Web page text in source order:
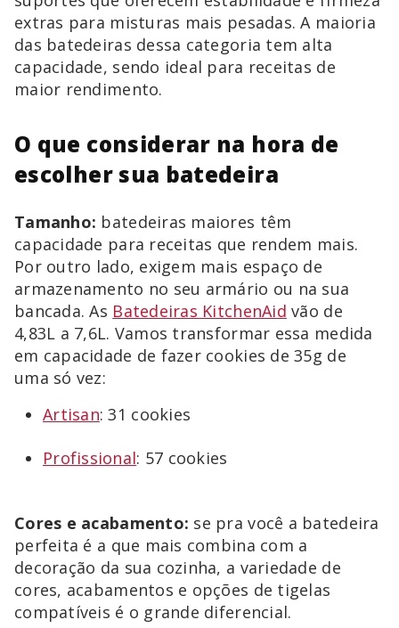
extras para misturas mais pesadas. A maioria
das batedeiras dessa categoria tem alta
capacidade, sendo ideal para receitas de
maior rendimento.
O que considerar na hora de
escolher sua batedeira
Tamanho: batedeiras maiores têm
capacidade para receitas que rendem mais.
Por outro lado, exigem mais espaço de
armazenamento no seu armário ou na sua
bancada. As Batedeiras KitchenAid vão de
4,83L a 7,6L. Vamos transformar essa medida
em capacidade de fazer cookies de 35g de
uma só vez:
Artisan: 31 cookies
Profissional: 57 cookies
Cores e acabamento: se pra você a batedeira
perfeita é a que mais combina com a
decoração da sua cozinha, a variedade de
cores, acabamentos e opções de tigelas
compatíveis é o grande diferencial.